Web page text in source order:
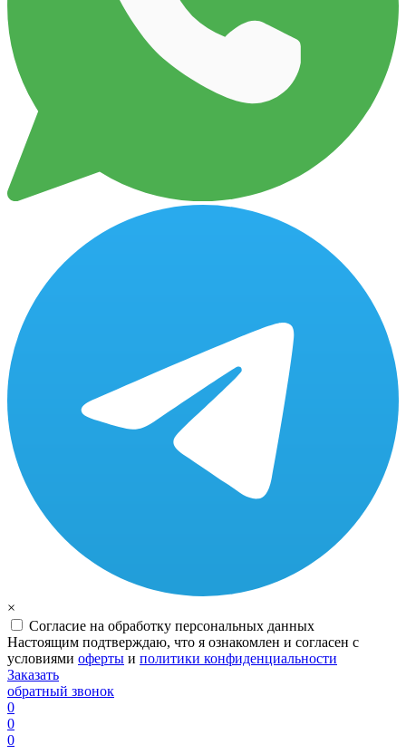
×
Согласие на обработку персональных данных
Настоящим подтверждаю, что я ознакомлен и согласен с
условиями оферты и политики конфиденциальности
Заказать
обратный звонок
0
0
0